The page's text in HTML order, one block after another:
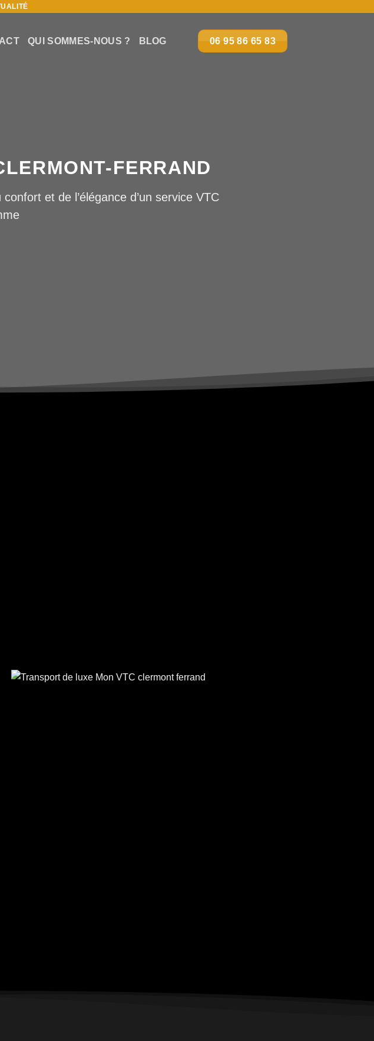
QUI SOMMES-NOUS ? BLOG 06 95 86 65 83
FERRAND
et de l’élégance d’un service VTC